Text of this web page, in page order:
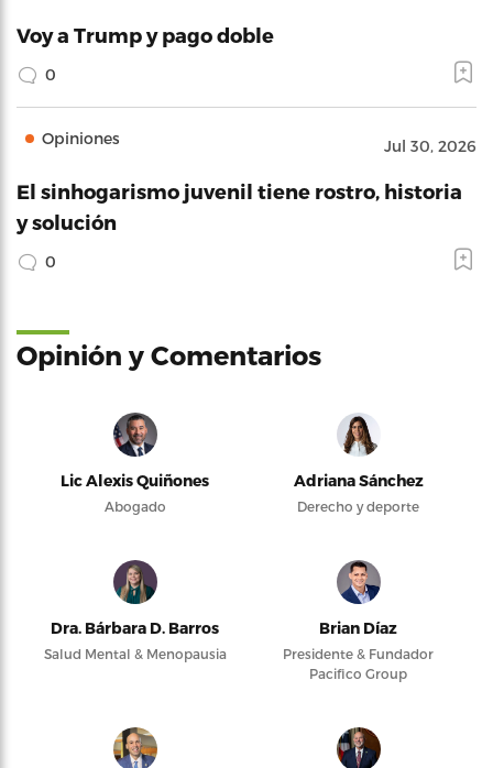
Voy a Trump y pago doble
0
Opiniones Jul 30, 2026
El sinhogarismo juvenil tiene rostro, historia
y solución
0
Opinión y Comentarios
Lic Alexis Quiñones
Abogado
Adriana Sánchez
Derecho y deporte
Dra. Bárbara D. Barros
Salud Mental & Menopausia
Brian Díaz
Presidente & Fundador
Pacifico Group